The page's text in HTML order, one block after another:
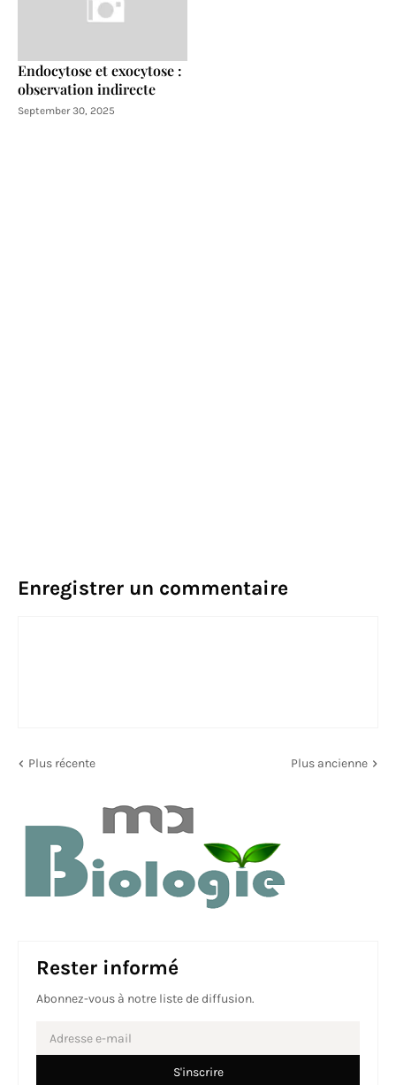
Endocytose et exocytose :
observation indirecte
September 30, 2025
Enregistrer un commentaire
Plus récente Plus ancienne
Rester informé
Abonnez-vous à notre liste de diffusion.